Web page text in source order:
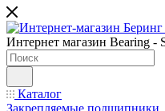
Интернет магазин Bearing -
Каталог
Закрепляемые подшипники